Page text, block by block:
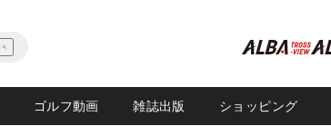
ゴルフ動画 雑誌出版 ショッピング